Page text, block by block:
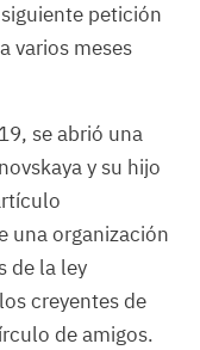
petición
varios meses
se abrió una
y su hijo
una organización
de la ley
creyentes de
de amigos.